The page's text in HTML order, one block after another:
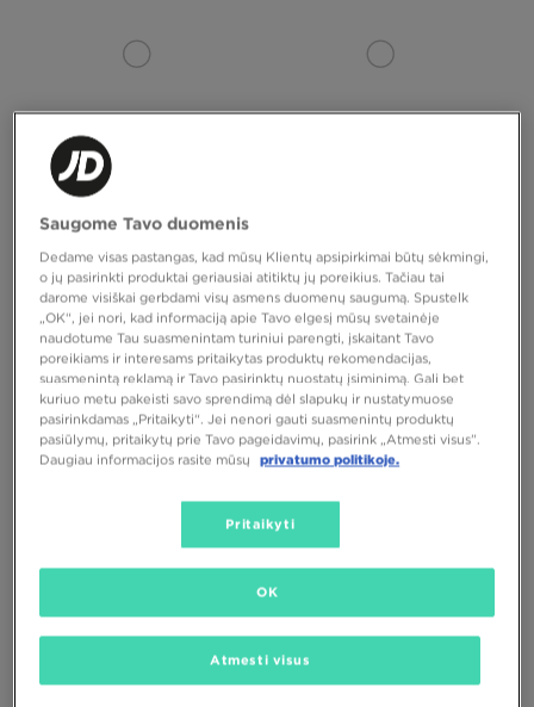
NIKE AIR FORCE 1 '07 LE
120,00 € 120,00 €
NIKE AIR FORCE 1 '07 LV8 NIKE P-6000
Saugome Tavo duomenis
Dedame visas pastangas, kad mūsų Klientų apsipirkimai būtų sėkmingi,
o jų pasirinkti produktai geriausiai atitiktų jų poreikius. Tačiau tai
darome visiškai gerbdami visų asmens duomenų saugumą. Spustelk
„OK“, jei nori, kad informaciją apie Tavo elgesį mūsų svetainėje
naudotume Tau suasmenintam turiniui parengti, įskaitant Tavo
poreikiams ir interesams pritaikytas produktų rekomendacijas,
suasmenintą reklamą ir Tavo pasirinktų nuostatų įsiminimą. Gali bet
kuriuo metu pakeisti savo sprendimą dėl slapukų ir nustatymuose
pasirinkdamas „Pritaikyti“. Jei nenori gauti suasmenintų produktų
pasiūlymų, pritaikytų prie Tavo pageidavimų, pasirink „Atmesti visus”.
Daugiau informacijos rasite mūsų
privatumo politikoje.
Pritaikyti
Atmesti visus
OK